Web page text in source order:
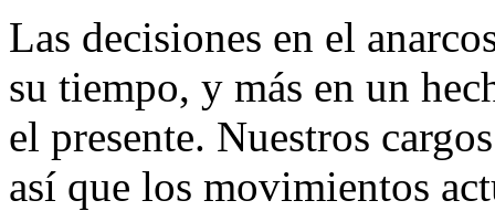
Las decisiones en el
su tiempo, y más en un
el presente. Nuestros
así que los movimientos